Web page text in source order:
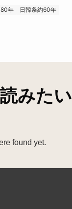
年 日韓条約60年
みたい
found yet.